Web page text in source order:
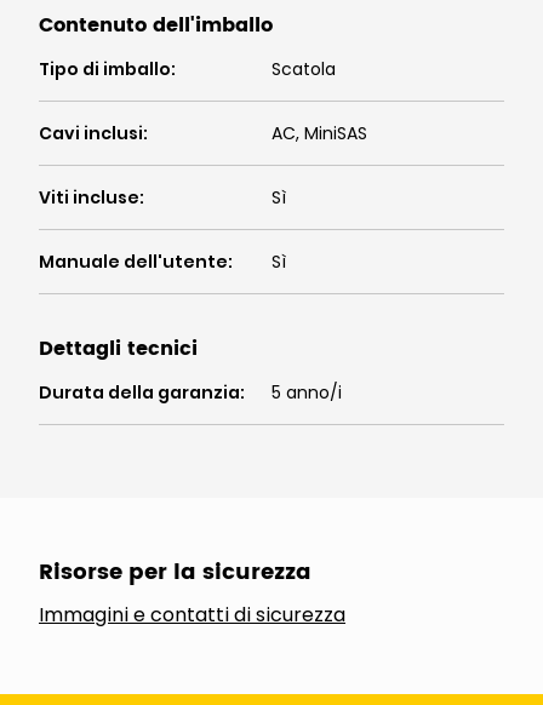
Contenuto dell'imballo
Tipo di imballo: Scatola
Cavi inclusi: AC, MiniSAS
Viti incluse: Sì
Manuale dell'utente: Sì
Dettagli tecnici
Durata della garanzia: 5 anno/i
Risorse per la sicurezza
Immagini e contatti di sicurezza